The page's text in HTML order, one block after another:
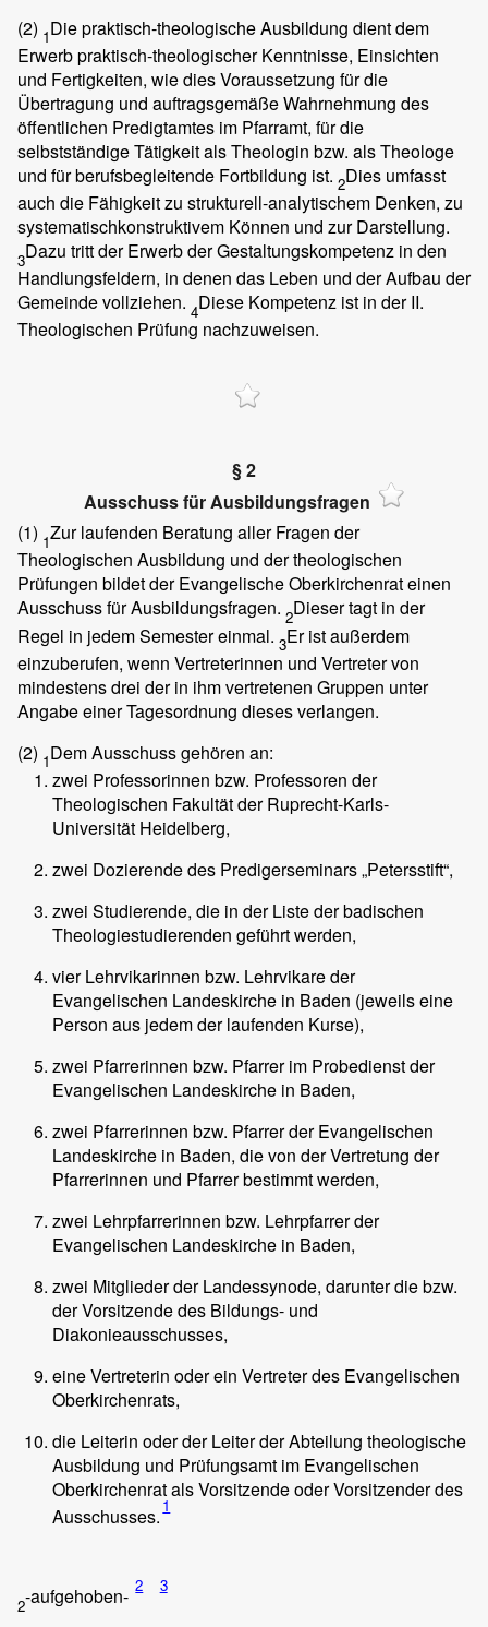
(2) 1Die praktisch-theologische Ausbildung dient dem
Erwerb praktisch-theologischer Kenntnisse, Einsichten
und Fertigkeiten, wie dies Voraussetzung für die
Übertragung und auftragsgemäße Wahrnehmung des
öffentlichen Predigtamtes im Pfarramt, für die
selbstständige Tätigkeit als Theologin bzw. als Theologe
und für berufsbegleitende Fortbildung ist. 2Dies umfasst
auch die Fähigkeit zu strukturell-analytischem Denken, zu
systematischkonstruktivem Können und zur Darstellung.
3Dazu tritt der Erwerb der Gestaltungskompetenz in den
Handlungsfeldern, in denen das Leben und der Aufbau der
Gemeinde vollziehen. 4Diese Kompetenz ist in der II.
Theologischen Prüfung nachzuweisen.
§ 2
Ausschuss für Ausbildungsfragen
(1) 1Zur laufenden Beratung aller Fragen der
Theologischen Ausbildung und der theologischen
Prüfungen bildet der Evangelische Oberkirchenrat einen
Ausschuss für Ausbildungsfragen. 2Dieser tagt in der
Regel in jedem Semester einmal. 3Er ist außerdem
einzuberufen, wenn Vertreterinnen und Vertreter von
mindestens drei der in ihm vertretenen Gruppen unter
Angabe einer Tagesordnung dieses verlangen.
(2) 1Dem Ausschuss gehören an:
zwei Professorinnen bzw. Professoren der
Theologischen Fakultät der Ruprecht-Karls-
Universität Heidelberg,
zwei Dozierende des Predigerseminars „Petersstift“,
zwei Studierende, die in der Liste der badischen
Theologiestudierenden geführt werden,
vier Lehrvikarinnen bzw. Lehrvikare der
Evangelischen Landeskirche in Baden (jeweils eine
Person aus jedem der laufenden Kurse),
zwei Pfarrerinnen bzw. Pfarrer im Probedienst der
Evangelischen Landeskirche in Baden,
zwei Pfarrerinnen bzw. Pfarrer der Evangelischen
Landeskirche in Baden, die von der Vertretung der
Pfarrerinnen und Pfarrer bestimmt werden,
zwei Lehrpfarrerinnen bzw. Lehrpfarrer der
Evangelischen Landeskirche in Baden,
zwei Mitglieder der Landessynode, darunter die bzw.
der Vorsitzende des Bildungs- und
Diakonieausschusses,
eine Vertreterin oder ein Vertreter des Evangelischen
Oberkirchenrats,
die Leiterin oder der Leiter der Abteilung theologische
Ausbildung und Prüfungsamt im Evangelischen
Oberkirchenrat als Vorsitzende oder Vorsitzender des
Ausschusses. 1
2-aufgehoben- 2 3